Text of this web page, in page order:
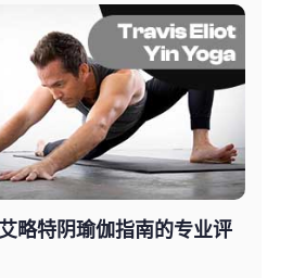
略特阴瑜伽指南的专业评